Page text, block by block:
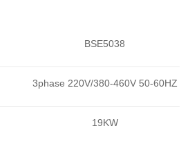
BSE5038
3phase 220V/380-460V 50-60HZ
19KW